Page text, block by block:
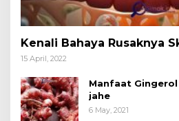
Kenali Bahaya Rusaknya
15 April, 2022
Manfaat
jahe
6 May, 2021